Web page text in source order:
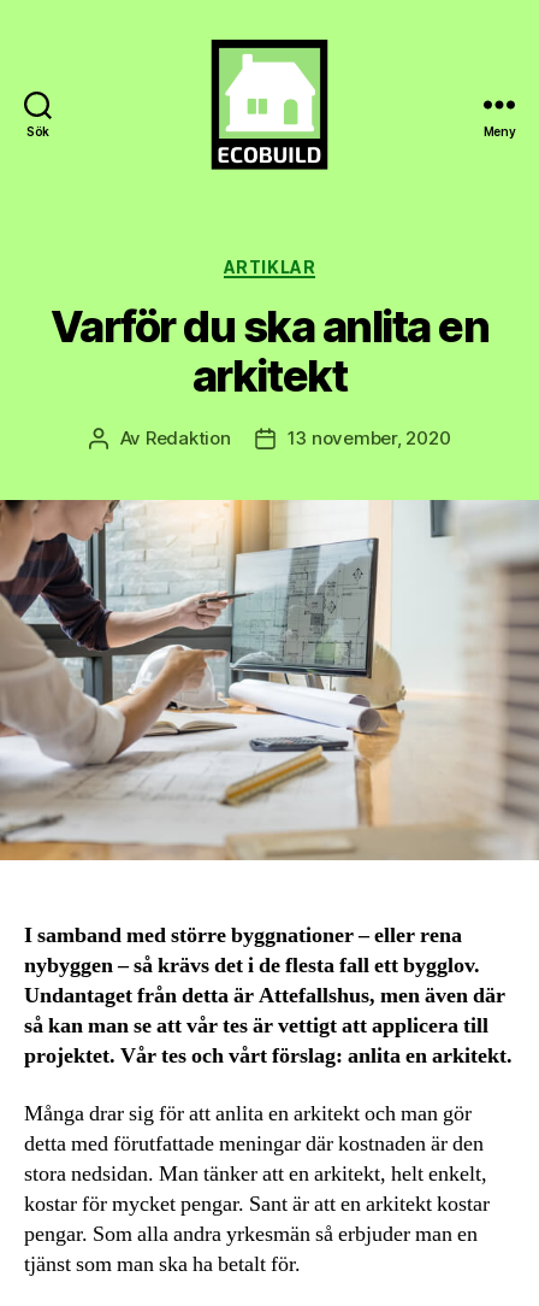
Sök Meny
Kategorier
ARTIKLAR
Varför du ska anlita en
arkitekt
Inläggsförfattare
Av Redaktion Inläggsdatum
13 november, 2020
I samband med större byggnationer – eller rena
nybyggen – så krävs det i de flesta fall ett bygglov.
Undantaget från detta är Attefallshus, men även där
så kan man se att vår tes är vettigt att applicera till
projektet. Vår tes och vårt förslag: anlita en arkitekt.
Många drar sig för att anlita en arkitekt och man gör
detta med förutfattade meningar där kostnaden är den
stora nedsidan. Man tänker att en arkitekt, helt enkelt,
kostar för mycket pengar. Sant är att en arkitekt kostar
pengar. Som alla andra yrkesmän så erbjuder man en
tjänst som man ska ha betalt för.